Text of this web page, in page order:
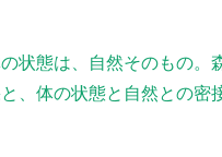
状態は、自然そのもの。
、体の状態と自然との密